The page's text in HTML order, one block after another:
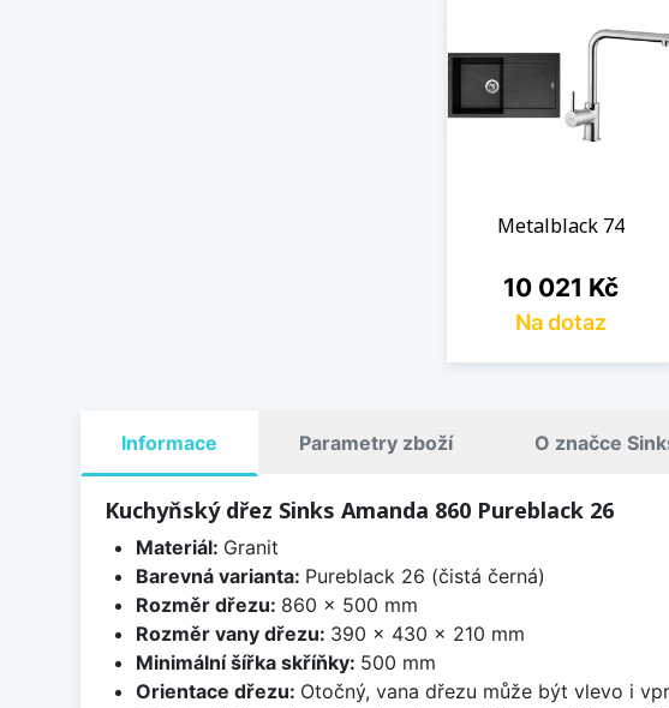
Metalblack 74
Cena
10 021 Kč
Na dotaz
Informace Parametry zboží O značce
Kuchyňský dřez Sinks Amanda 860 Pureblack 26
Materiál: Granit
Barevná varianta: Pureblack 26 (čistá černá)
Rozměr dřezu: 860 x 500 mm
Rozměr vany dřezu: 390 x 430 x 210 mm
Minimální šířka skříňky: 500 mm
Orientace dřezu: Otočný, vana dřezu může být vlevo i